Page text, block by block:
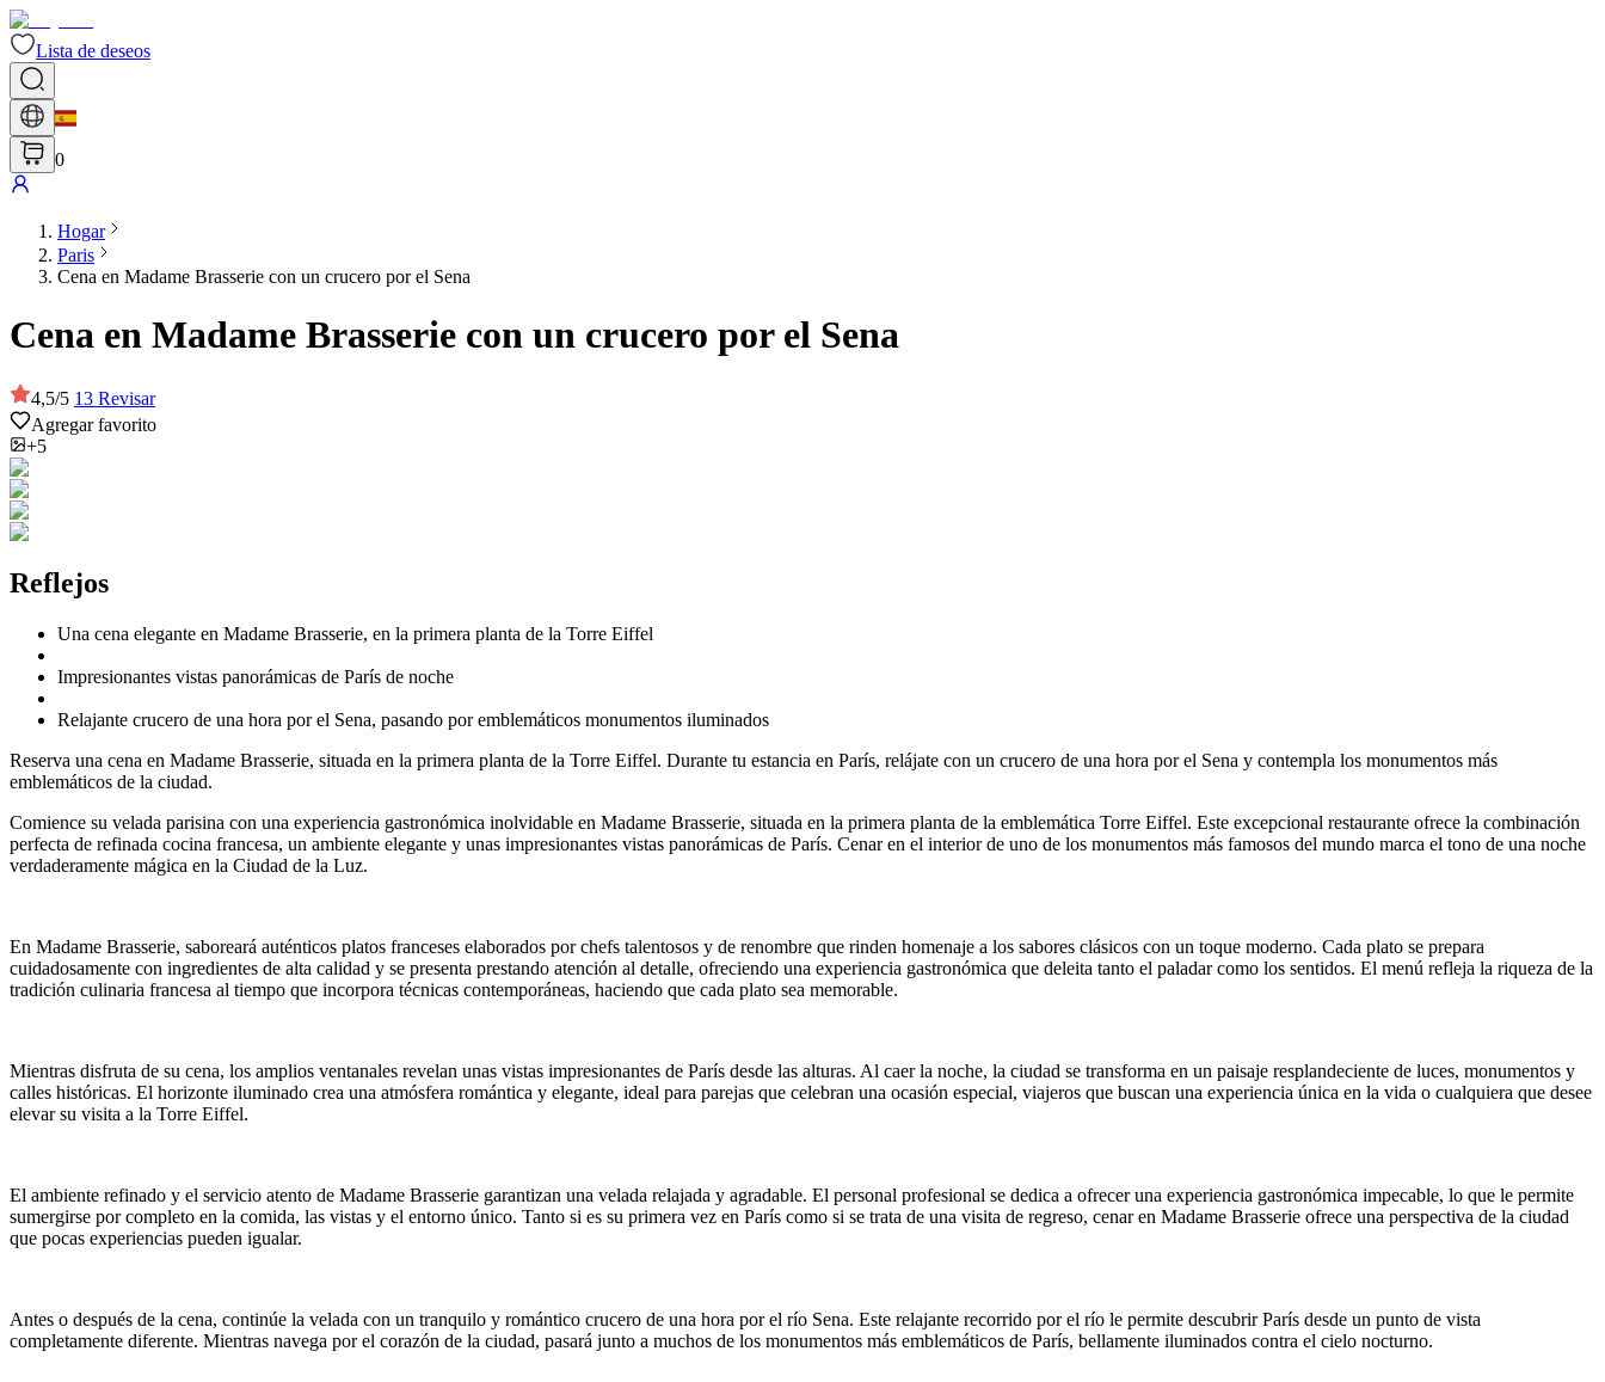
Lista de deseos
0
Hogar
Paris
Cena en Madame Brasserie con un crucero por el Sena
Cena en Madame Brasserie con un crucero por el Sena
4,5/5 13 Revisar
Agregar favorito
+5
Reflejos
Una cena elegante en Madame Brasserie, en la primera planta de la Torre Eiffel
Impresionantes vistas panorámicas de París de noche
Relajante crucero de una hora por el Sena, pasando por emblemáticos monumentos iluminados
Reserva una cena en Madame Brasserie, situada en la primera planta de la Torre Eiffel. Durante tu estancia en París, relájate con un crucero de una hora por el Sena y contempla los monumentos más
emblemáticos de la ciudad.
Comience su velada parisina con una experiencia gastronómica inolvidable en Madame Brasserie, situada en la primera planta de la emblemática Torre Eiffel. Este excepcional restaurante ofrece la combinación
perfecta de refinada cocina francesa, un ambiente elegante y unas impresionantes vistas panorámicas de París. Cenar en el interior de uno de los monumentos más famosos del mundo marca el tono de una noche
verdaderamente mágica en la Ciudad de la Luz.
En Madame Brasserie, saboreará auténticos platos franceses elaborados por chefs talentosos y de renombre que rinden homenaje a los sabores clásicos con un toque moderno. Cada plato se prepara
cuidadosamente con ingredientes de alta calidad y se presenta prestando atención al detalle, ofreciendo una experiencia gastronómica que deleita tanto el paladar como los sentidos. El menú refleja la riqueza de la
tradición culinaria francesa al tiempo que incorpora técnicas contemporáneas, haciendo que cada plato sea memorable.
Mientras disfruta de su cena, los amplios ventanales revelan unas vistas impresionantes de París desde las alturas. Al caer la noche, la ciudad se transforma en un paisaje resplandeciente de luces, monumentos y
calles históricas. El horizonte iluminado crea una atmósfera romántica y elegante, ideal para parejas que celebran una ocasión especial, viajeros que buscan una experiencia única en la vida o cualquiera que desee
elevar su visita a la Torre Eiffel.
El ambiente refinado y el servicio atento de Madame Brasserie garantizan una velada relajada y agradable. El personal profesional se dedica a ofrecer una experiencia gastronómica impecable, lo que le permite
sumergirse por completo en la comida, las vistas y el entorno único. Tanto si es su primera vez en París como si se trata de una visita de regreso, cenar en Madame Brasserie ofrece una perspectiva de la ciudad
que pocas experiencias pueden igualar.
Antes o después de la cena, continúe la velada con un tranquilo y romántico crucero de una hora por el río Sena. Este relajante recorrido por el río le permite descubrir París desde un punto de vista
completamente diferente. Mientras navega por el corazón de la ciudad, pasará junto a muchos de los monumentos más emblemáticos de París, bellamente iluminados contra el cielo nocturno.